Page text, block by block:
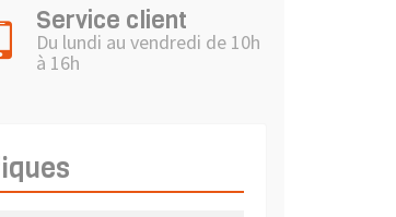
Service client
Du lundi au vendredi de 10h
à 16h